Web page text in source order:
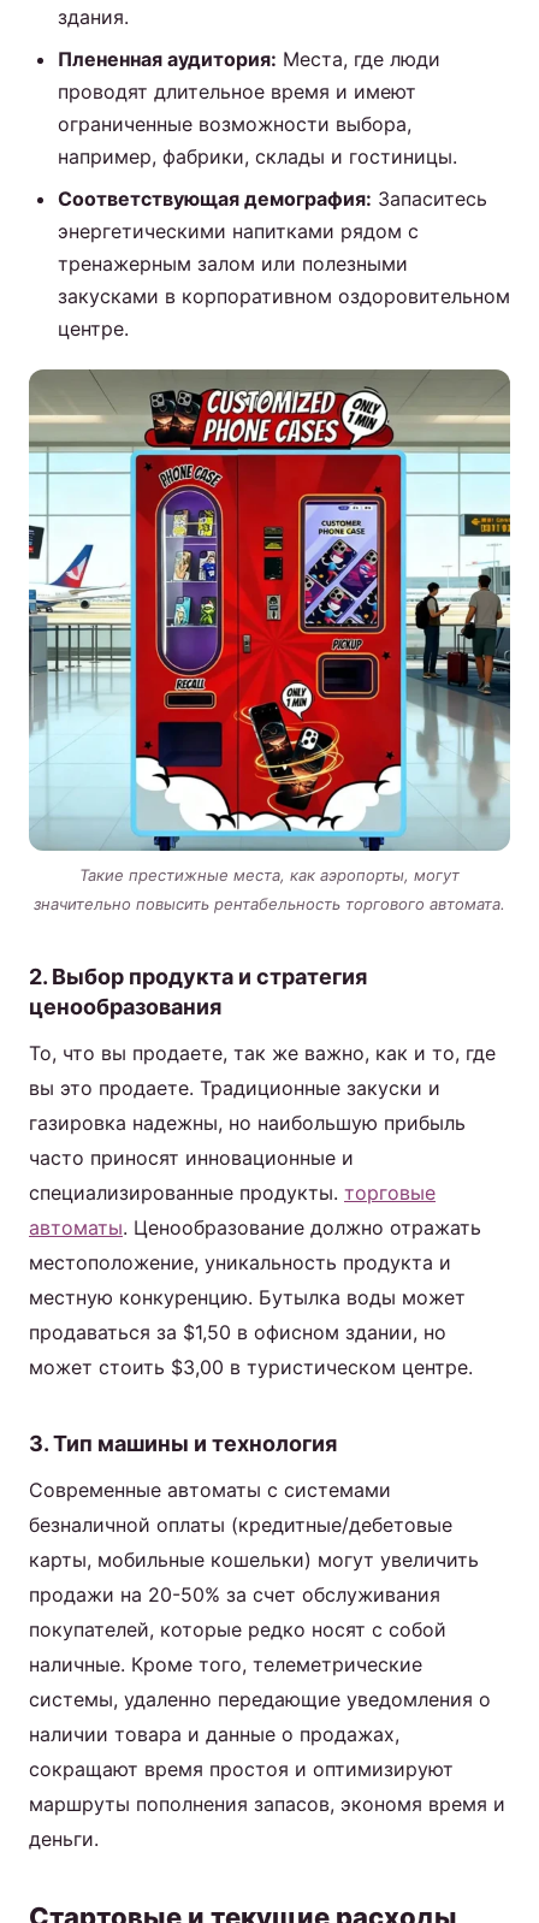
здания.
Плененная аудитория: Места, где люди
проводят длительное время и имеют
ограниченные возможности выбора,
например, фабрики, склады и гостиницы.
Соответствующая демография: Запаситесь
энергетическими напитками рядом с
тренажерным залом или полезными
закусками в корпоративном оздоровительном
центре.
Такие престижные места, как аэропорты, могут
значительно повысить рентабельность торгового автомата.
2. Выбор продукта и стратегия
ценообразования
То, что вы продаете, так же важно, как и то, где
вы это продаете. Традиционные закуски и
газировка надежны, но наибольшую прибыль
часто приносят инновационные и
специализированные продукты. торговые
автоматы. Ценообразование должно отражать
местоположение, уникальность продукта и
местную конкуренцию. Бутылка воды может
продаваться за $1,50 в офисном здании, но
может стоить $3,00 в туристическом центре.
3. Тип машины и технология
Современные автоматы с системами
безналичной оплаты (кредитные/дебетовые
карты, мобильные кошельки) могут увеличить
продажи на 20-50% за счет обслуживания
покупателей, которые редко носят с собой
наличные. Кроме того, телеметрические
системы, удаленно передающие уведомления о
наличии товара и данные о продажах,
сокращают время простоя и оптимизируют
маршруты пополнения запасов, экономя время и
деньги.